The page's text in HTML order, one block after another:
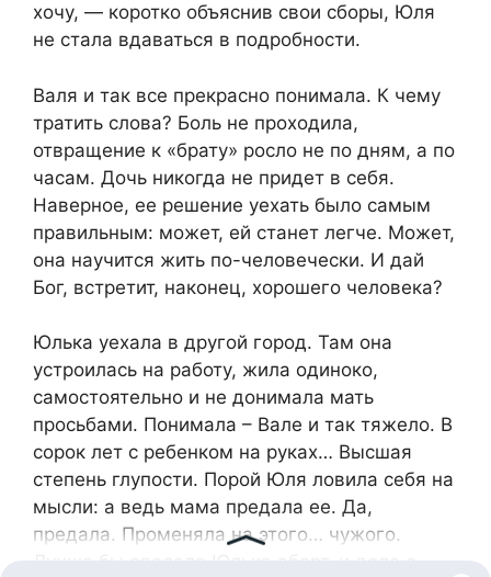
хочу, — коротко объяснив свои сборы, Юля
не стала вдаваться в подробности.
Валя и так все прекрасно понимала. К чему
тратить слова? Боль не проходила,
отвращение к «брату» росло не по дням, а по
часам. Дочь никогда не придет в себя.
Наверное, ее решение уехать было самым
правильным: может, ей станет легче. Может,
она научится жить по-человечески. И дай
Бог, встретит, наконец, хорошего человека?
Юлька уехала в другой город. Там она
устроилась на работу, жила одиноко,
самостоятельно и не донимала мать
просьбами. Понимала – Вале и так тяжело. В
сорок лет с ребенком на руках… Высшая
степень глупости. Порой Юля ловила себя на
мысли: а ведь мама предала ее. Да,
предала. Променяла на этого… чужого.